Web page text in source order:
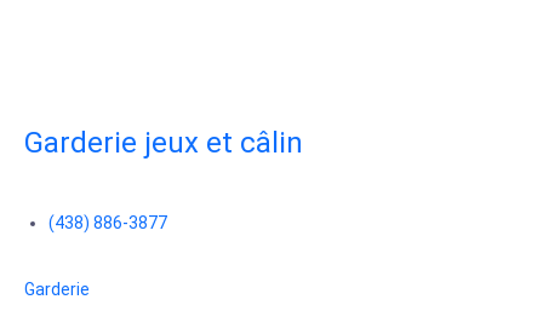
Garderie jeux et câlin
(438) 886-3877
Garderie